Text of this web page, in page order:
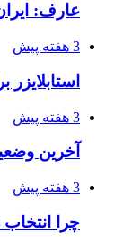
عارف:
3 هفته پیش
3 هفته پیش
آخرین
3 هفته پیش
چرا